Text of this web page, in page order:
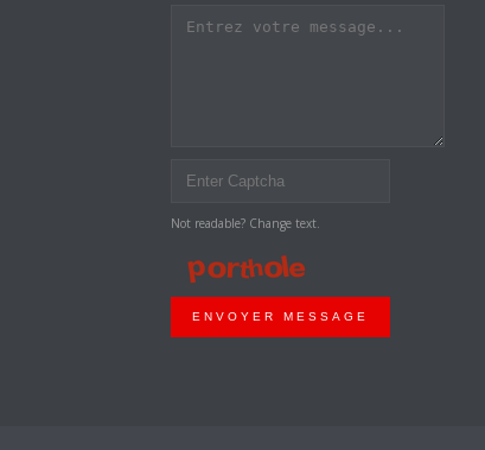
Not readable? Change text.
ENVOYER MESSAGE